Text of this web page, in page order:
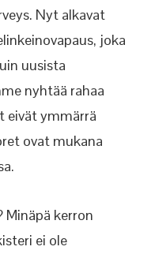
Nyt alkavat
joka
uusista
nyhtää rahaa
eivät ymmärrä
ovat mukana
Minäpä kerron
ei ole